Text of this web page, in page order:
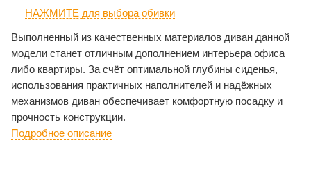
НАЖМИТЕ для выбора обивки
Выполненный из качественных материалов диван данной
модели станет отличным дополнением интерьера офиса
либо квартиры. За счёт оптимальной глубины сиденья,
использования практичных наполнителей и надёжных
механизмов диван обеспечивает комфортную посадку и
прочность конструкции.
Подробное описание